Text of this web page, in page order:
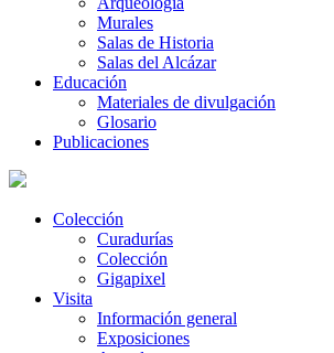
Murales
Salas de Historia
Salas del Alcázar
Educación
Materiales de divulgación
Glosario
Publicaciones
Colección
Curadurías
Colección
Gigapixel
Visita
Información general
Exposiciones